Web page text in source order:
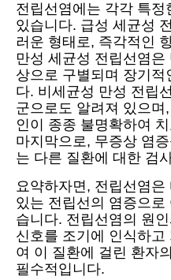
전립선염에는 각각 특정
있습니다. 급성 세균성
러운 형태로, 즉각적인
만성 세균성 전립선염
상으로 구별되며 장기적
다. 비세균성 만성 전립
군으로도 알려져 있으며
인이 종종 불명확하여
마지막으로, 무증상 염
는 다른 질환에 대한 검
요약하자면, 전립선염
있는 전립선의 염증으
습니다. 전립선염의 원
신호를 조기에 인식하
여 이 질환에 걸린 환자
필수적입니다.